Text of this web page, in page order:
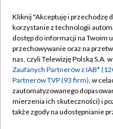
Abonament TVP
Emisja w TVP
Centrum informacji
Naziemna Telewizja
Kliknij "Akceptuję i przechodzę
korzystanie z technologii
dostęp do informacji na Twoim
przechowywanie oraz na
nas, czyli Telewizję Polską S.A.
Zaufanych Partnerów z IAB*
Partnerów TVP (93 firm), w
zautomatyzowanego
mierzenia ich skuteczności) i
także zgody na udostępnianie